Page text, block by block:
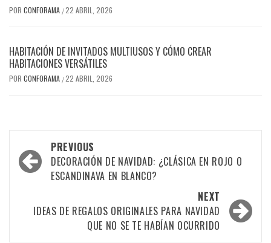
POR CONFORAMA /22 ABRIL, 2026
HABITACIÓN DE INVITADOS MULTIUSOS Y CÓMO CREAR
HABITACIONES VERSÁTILES
POR CONFORAMA /22 ABRIL, 2026
Post
navigation
PREVIOUS
DECORACIÓN DE NAVIDAD: ¿CLÁSICA EN ROJO O
ESCANDINAVA EN BLANCO?
NEXT
IDEAS DE REGALOS ORIGINALES PARA NAVIDAD
QUE NO SE TE HABÍAN OCURRIDO